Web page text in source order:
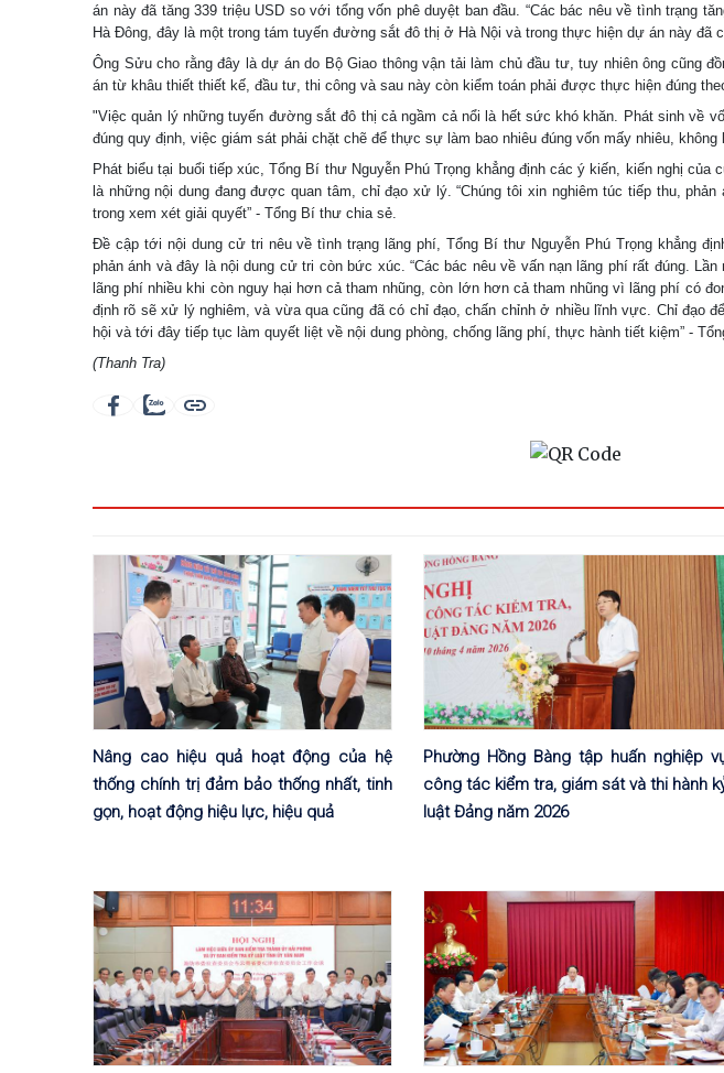
án này đã tăng 339 triệu USD so với tổng vốn phê duyệt ban đầu. “Các bác nêu về tình trạng
Hà Đông, đây là một trong tám tuyến đường sắt đô thị ở Hà Nội và trong thực hiện dự án này đã
Ông Sửu cho rằng đây là dự án do Bộ Giao thông vận tải làm chủ đầu tư, tuy nhiên ông cũng
án từ khâu thiết thiết kế, đầu tư, thi công và sau này còn kiểm toán phải được thực hiện đúng
"Việc quản lý những tuyến đường sắt đô thị cả ngầm cả nổi là hết sức khó khăn. Phát sinh về
đúng quy định, việc giám sát phải chặt chẽ để thực sự làm bao nhiêu đúng vốn mấy nhiêu, không
Phát biểu tại buổi tiếp xúc, Tổng Bí thư Nguyễn Phú Trọng khẳng định các ý kiến, kiến nghị
là những nội dung đang được quan tâm, chỉ đạo xử lý. “Chúng tôi xin nghiêm túc tiếp thu,
trong xem xét giải quyết” - Tổng Bí thư chia sẻ.
Đề cập tới nội dung cử tri nêu về tình trạng lãng phí, Tổng Bí thư Nguyễn Phú Trọng khẳng
phản ánh và đây là nội dung cử tri còn bức xúc. “Các bác nêu về vấn nạn lãng phí rất đúng.
lãng phí nhiều khi còn nguy hại hơn cả tham nhũng, còn lớn hơn cả tham nhũng vì lãng phí có
định rõ sẽ xử lý nghiêm, và vừa qua cũng đã có chỉ đạo, chấn chỉnh ở nhiều lĩnh vực. Chỉ đạo
hội và tới đây tiếp tục làm quyết liệt về nội dung phòng, chống lãng phí, thực hành tiết kiệm” -
(Thanh Tra)
Nâng cao hiệu quả hoạt động của hệ
thống chính trị đảm bảo thống nhất, tinh
gọn, hoạt động hiệu lực, hiệu quả
Phường Hồng Bàng tập huấn nghiệp
công tác kiểm tra, giám sát và thi hành
luật Đảng năm 2026